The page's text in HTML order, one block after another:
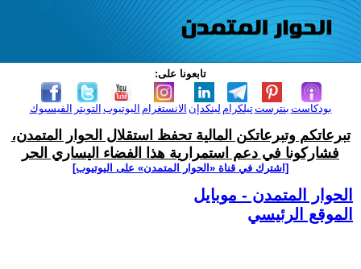
تابعونا على:
الفيسبوك التويتر اليوتيوب الانستغرام لينكدإن تيلكرامبنترست بودكاست
تبرعاتكم وتبرعاتكن المالية تحفظ استقلال الحوار المتمدن،
فشاركونا في دعم استمرارية هذا الفضاء اليساري الحر
[اشترك في قناة ‫«الحوار المتمدن» على اليوتيوب]
الحوار المتمدن - موبايل
الموقع الرئيسي